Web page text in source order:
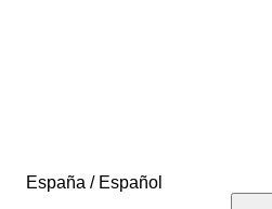
España / Español